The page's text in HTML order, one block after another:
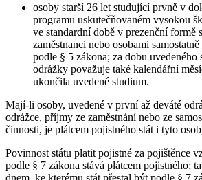
osoby starší 26 let studující prvně v
programu uskutečňovaném vysokou
ve standardní době v prezenční formě
zaměstnanci nebo osobami
podle § 5 zákona; za dobu uvedeného
odrážky považuje také kalendářní
ukončila uvedené studium.
Mají-li osoby, uvedené v první až deváté
odrážce, příjmy ze zaměstnání nebo ze
činnosti, je plátcem pojistného stát i tyto
Povinnost státu platit pojistné za pojištěnce
podle § 7 zákona stává plátcem pojistného;
dnem, ke kterému stát přestal být podle § 7